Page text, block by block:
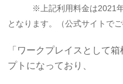
※上記利用料金は2021年
となります。（公式サイトでご
「ワークプレイスとして
プトになっており、